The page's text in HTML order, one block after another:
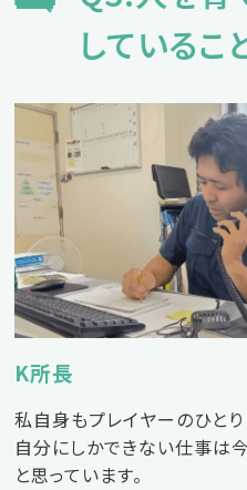
しているこ
K所長
私自身もプレイヤーのひと
自分にしかできない仕事は
と思っています。